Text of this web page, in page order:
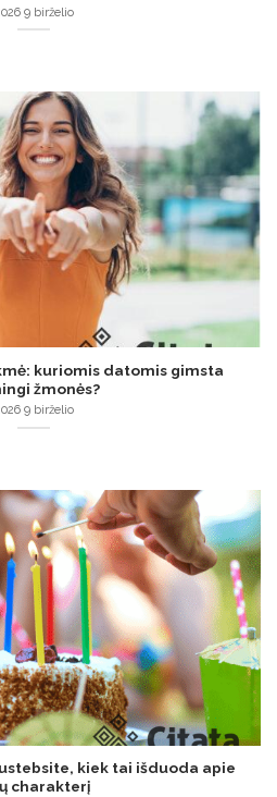
9 birželio
kuriomis datomis gimsta
žmonės?
9 birželio
kiek tai išduoda apie
charakterį